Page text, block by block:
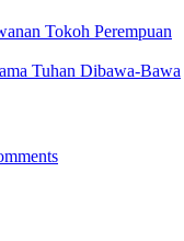
Tokoh Perempuan
Tuhan Dibawa-Bawa